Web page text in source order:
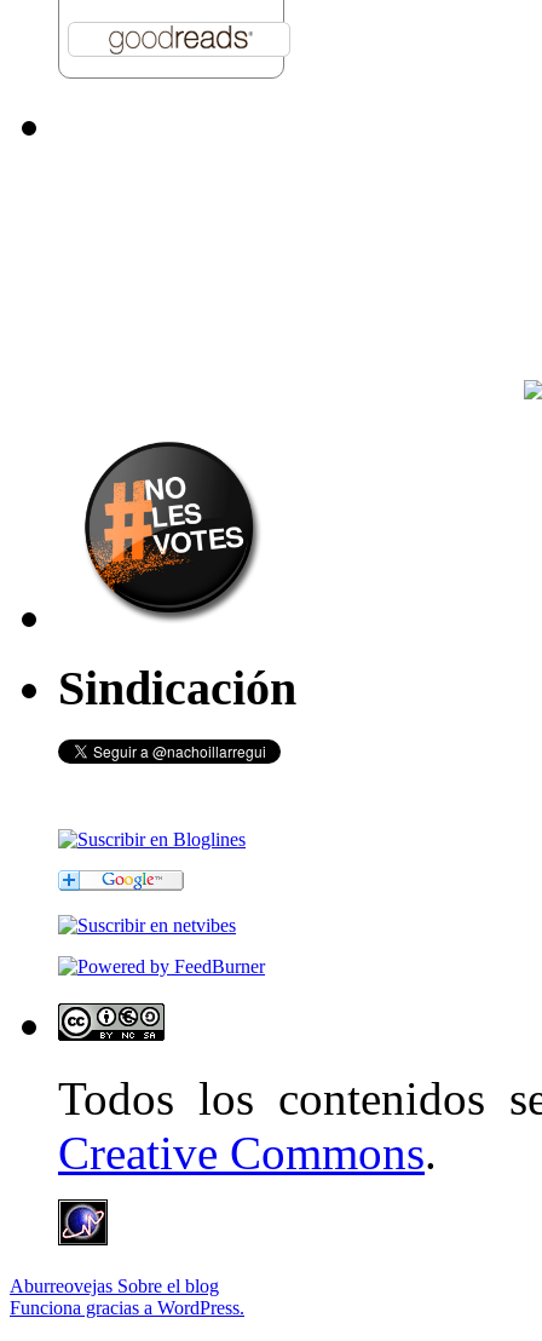
Sindicación
Todos los contenidos
Creative Commons.
Aburreovejas Sobre el blog
Funciona gracias a WordPress.